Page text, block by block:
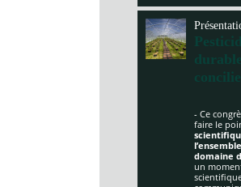
- Ce
faire le
domaine
un